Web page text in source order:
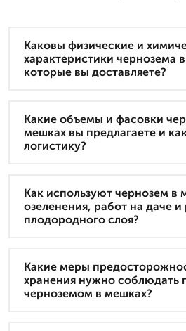
Каковы физические и
характеристики чернозема
которые вы доставляете?
Какие объемы и фасовки
мешках вы предлагаете и
логистику?
Как используют чернозем в
озеленения, работ на даче
плодородного слоя?
Какие меры
хранения нужно соблюдать
черноземом в мешках?